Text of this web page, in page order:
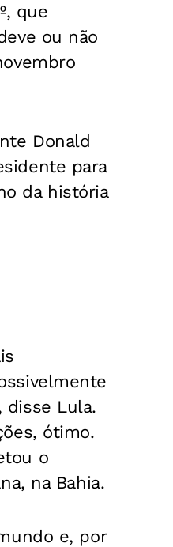
que
ou não
Donald
para
da história
disse Lula.
ótimo.
o
na Bahia.
e, por